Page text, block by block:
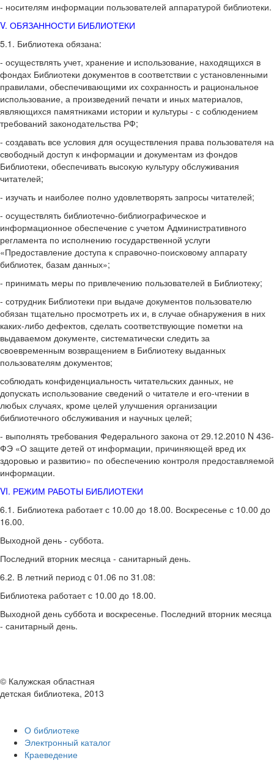
- носителям информации пользователей аппаратурой библиотеки.
V. ОБЯЗАННОСТИ БИБЛИОТЕКИ
5.1. Библиотека обязана:
- осуществлять учет, хранение и использование, находящихся в
фондах Библиотеки документов в соответствии с установленными
правилами, обеспечивающими их сохранность и рациональное
использование, а произведений печати и иных материалов,
являющихся памятниками истории и культуры - с соблюдением
требований законодательства РФ;
- создавать все условия для осуществления права пользователя на
свободный доступ к информации и документам из фондов
Библиотеки, обеспечивать высокую культуру обслуживания
читателей;
- изучать и наиболее полно удовлетворять запросы читателей;
- осуществлять библиотечно-библиографическое и
информационное обеспечение с учетом Административного
регламента по исполнению государственной услуги
«Предоставление доступа к справочно-поисковому аппарату
библиотек, базам данных»;
- принимать меры по привлечению пользователей в Библиотеку;
- сотрудник Библиотеки при выдаче документов пользователю
обязан тщательно просмотреть их и, в случае обнаружения в них
каких-либо дефектов, сделать соответствующие пометки на
выдаваемом документе, систематически следить за
своевременным возвращением в Библиотеку выданных
пользователям документов;
соблюдать конфиденциальность читательских данных, не
допускать использование сведений о читателе и его-чтении в
любых случаях, кроме целей улучшения организации
библиотечного обслуживания и научных целей;
- выполнять требования Федерального закона от 29.12.2010 N 436-
ФЭ «О защите детей от информации, причиняющей вред их
здоровью и развитию» по обеспечению контроля предоставляемой
информации.
VI. РЕЖИМ РАБОТЫ БИБЛИОТЕКИ
6.1. Библиотека работает с 10.00 до 18.00. Воскресенье с 10.00 до
16.00.
Выходной день - суббота.
Последний вторник месяца - санитарный день.
6.2. В летний период с 01.06 по 31.08:
Библиотека работает с 10.00 до 18.00.
Выходной день суббота и воскресенье. Последний вторник месяца
- санитарный день.
© Калужская областная
детская библиотека, 2013
О библиотеке
Электронный каталог
Краеведение